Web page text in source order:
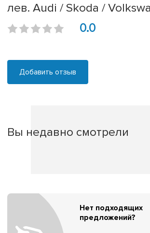
лев. Audi / Skoda /
0.0
Добавить отзыв
Вы недавно смотрели
Нет подходящих
предложений?